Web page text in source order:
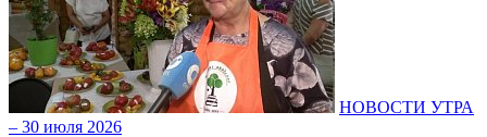
НОВОСТИ УТРА
– 30 июля 2026